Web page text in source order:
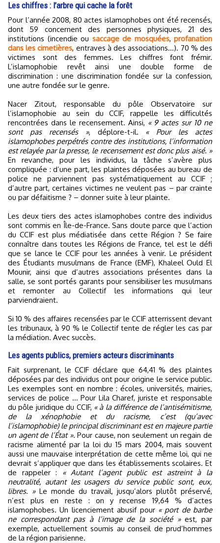
Les chiffres : l’arbre qui cache la forêt
Pour l’année 2008, 80 actes islamophobes ont été recensés,
dont 59 concernent des personnes physiques, 21 des
institutions (incendie ou saccage de mosquées, profanation
dans les cimetières, entraves à des associations...). 70 % des
victimes sont des femmes. Les chiffres font frémir.
L’islamophobie revêt ainsi une double forme de
discrimination : une discrimination fondée sur la confession,
une autre fondée sur le genre.
Nacer Zitout, responsable du pôle Observatoire sur
l’islamophobie au sein du CCIF, rappelle les difficultés
rencontrées dans le recensement. Ainsi, « 9 actes sur 10 ne
sont pas recensés », déplore-t-il. « Pour les actes
islamophobes perpétrés contre des institutions, l’information
est relayée par la presse, le recensement est donc plus aisé. »
En revanche, pour les individus, la tâche s’avère plus
compliquée : d’une part, les plaintes déposées au bureau de
police ne parviennent pas systématiquement au CCIF ;
d’autre part, certaines victimes ne veulent pas – par crainte
ou par défaitisme ? – donner suite à leur plainte.
Les deux tiers des actes islamophobes contre des individus
sont commis en Île-de-France. Sans doute parce que l’action
du CCIF est plus médiatisée dans cette Région ? Se faire
connaître dans toutes les Régions de France, tel est le défi
que se lance le CCIF pour les années à venir. Le président
des Étudiants musulmans de France (EMF), Khaleel Ould El
Mounir, ainsi que d’autres associations présentes dans la
salle, se sont portés garants pour sensibiliser les musulmans
et remonter au Collectif les informations qui leur
parviendraient.
Si 10 % des affaires recensées par le CCIF atterrissent devant
les tribunaux, à 90 % le Collectif tente de régler les cas par
la médiation. Avec succès.
Les agents publics, premiers acteurs discriminants
Fait surprenant, le CCIF déclare que 64,41 % des plaintes
déposées par des individus ont pour origine le service public.
Les exemples sont en nombre : écoles, universités, mairies,
services de police ... Pour Lila Charef, juriste et responsable
du pôle juridique du CCIF, « à la différence de l’antisémitisme,
de la xénophobie et du racisme, c’est (qu’avec
l’islamophobie) le principal discriminant est en majeure partie
un agent de l’État ». Pour cause, non seulement un regain de
racisme alimenté par la loi du 15 mars 2004, mais souvent
aussi une mauvaise interprétation de cette même loi, qui ne
devrait s’appliquer que dans les établissements scolaires. Et
de rappeler :
« Autant l’agent public est astreint à la
neutralité, autant les usagers du service public sont, eux,
libres. »Le monde du travail, jusqu’alors plutôt préservé,
n’est plus en reste : on y recense 19,64 % d’actes
islamophobes. Un licenciement abusif pour « port de barbe
ne correspondant pas à l’image de la société »est, par
exemple, actuellement soumis au conseil de prud’hommes
de la région parisienne.